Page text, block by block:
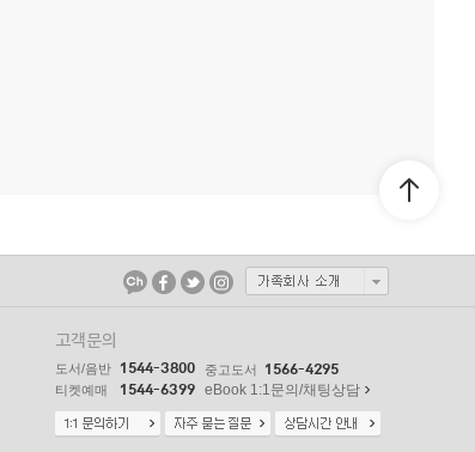
고객문의
도서/음반 1544-3800 중고도서 1566-4295
티켓예매 1544-6399 eBook 1:1문의/채팅상담